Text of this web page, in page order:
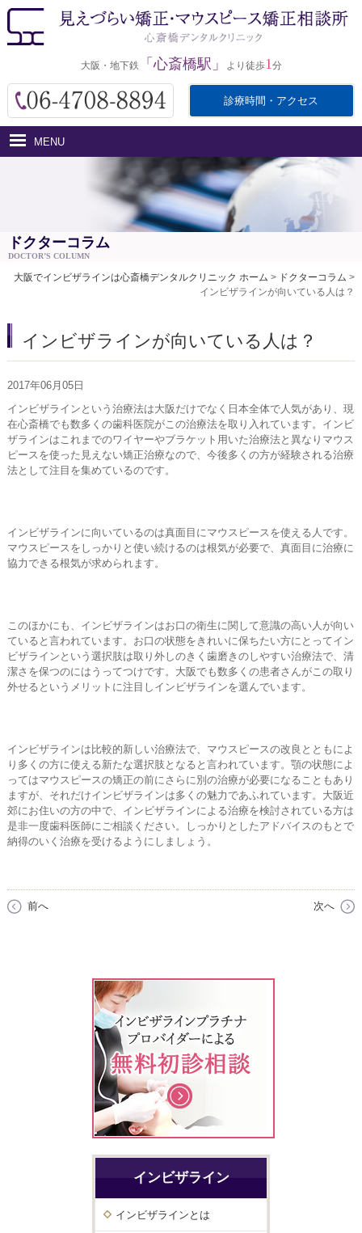
大阪・地下鉄 「心斎橋駅」 より徒歩1 分
診療時間・アクセス
MENU
ホーム
インビザラインとは
アクセス
ドクターコラム
DOCTOR’S COLUMN
大阪でインビザラインは心斎橋デンタルクリニック ホーム > ドクターコラム >
インビザラインが向いている人は？
インビザラインが向いている人は？
2017年06月05日
インビザラインという治療法は大阪だけでなく日本全体で人気があり、現
在心斎橋でも数多くの歯科医院がこの治療法を取り入れています。インビ
ザラインはこれまでのワイヤーやブラケット用いた治療法と異なりマウス
ピースを使った見えない矯正治療なので、今後多くの方が経験される治療
法として注目を集めているのです。
インビザラインに向いているのは真面目にマウスピースを使える人です。
マウスピースをしっかりと使い続けるのは根気が必要で、真面目に治療に
協力できる根気が求められます。
このほかにも、インビザラインはお口の衛生に関して意識の高い人が向い
ていると言われています。お口の状態をきれいに保ちたい方にとってイン
ビザラインという選択肢は取り外しのきく歯磨きのしやすい治療法で、清
潔さを保つのにはうってつけです。大阪でも数多くの患者さんがこの取り
外せるというメリットに注目しインビザラインを選んでいます。
インビザラインは比較的新しい治療法で、マウスピースの改良とともによ
り多くの方に使える新たな選択肢となると言われています。顎の状態によ
ってはマウスピースの矯正の前にさらに別の治療が必要になることもあり
ますが、それだけインビザラインは多くの魅力であふれています。大阪近
郊にお住いの方の中で、インビザラインによる治療を検討されている方は
是非一度歯科医師にご相談ください。しっかりとしたアドバイスのもとで
納得のいく治療を受けるようにしましょう。
前へ 次へ
インビザライン
インビザラインとは